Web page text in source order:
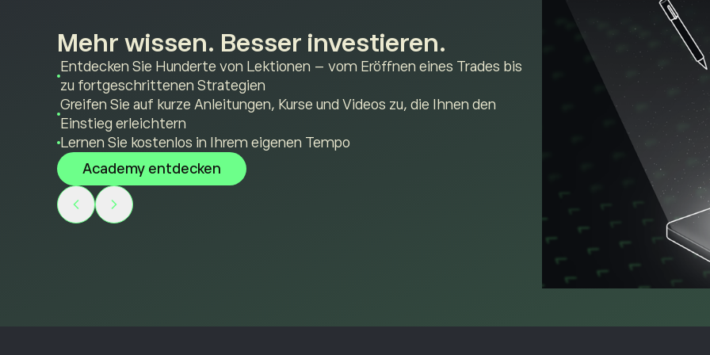
Mehr wissen. Besser investieren.
Entdecken Sie Hunderte von Lektionen – vom Eröffnen eines Trades bis
zu fortgeschrittenen Strategien
Greifen Sie auf kurze Anleitungen, Kurse und Videos zu, die Ihnen den
Einstieg erleichtern
Lernen Sie kostenlos in Ihrem eigenen Tempo
Academy entdecken